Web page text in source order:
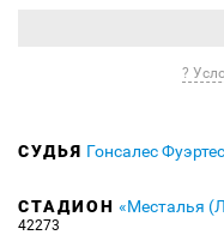
?
СУДЬЯ Гонсалес
СТАДИОН «Месталья
42273